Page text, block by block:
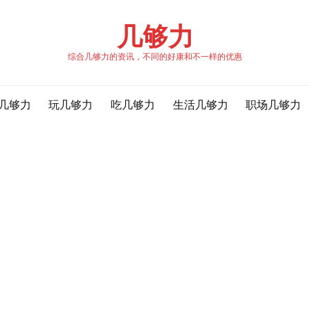
几够力
综合几够力的资讯，不同的好康和不一样的优惠
够力 玩几够力 吃几够力 生活几够力 职场几够力